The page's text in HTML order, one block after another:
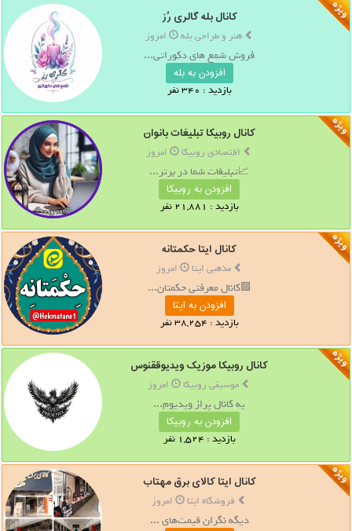
کانال بله گالری رُز
هنر و طراحی بله امروز
فروش شمع های دکوراتی...
افزودن به بله
بازدید : 340 نفر
کانال روبیکا تبلیغات بانوان
اقتصادی روبیکا امروز
📈تبلیغات شما در برتر...
افزودن به روبیکا
بازدید : 21,881 نفر
کانال ایتا حکمتانه
مذهبی ایتا امروز
🟩کانال معرفتی حکمتان...
افزودن به ایتا
بازدید : 38,254 نفر
کانال روبیکا موزیک ویدیوققنوس
موسیقی روبیکا امروز
یه کانال پراز ویدیوم...
افزودن به روبیکا
بازدید : 1,524 نفر
کانال ایتا کالای برق مهتاب
فروشگاه ایتا امروز
دیگه نگران قیمت‌های ...